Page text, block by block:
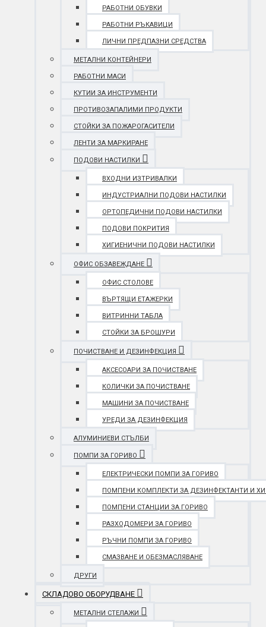
РАБОТНИ ОБУВКИ
РАБОТНИ РЪКАВИЦИ
ЛИЧНИ ПРЕДПАЗНИ СРЕДСТВА
МЕТАЛНИ КОНТЕЙНЕРИ
РАБОТНИ МАСИ
КУТИИ ЗА ИНСТРУМЕНТИ
ПРОТИВОЗАПАЛИМИ ПРОДУКТИ
СТОЙКИ ЗА ПОЖАРОГАСИТЕЛИ
ЛЕНТИ ЗА МАРКИРАНЕ
ПОДОВИ НАСТИЛКИ
ВХОДНИ ИЗТРИВАЛКИ
ИНДУСТРИАЛНИ ПОДОВИ НАСТИЛКИ
ОРТОПЕДИЧНИ ПОДОВИ НАСТИЛКИ
ПОДОВИ ПОКРИТИЯ
ХИГИЕНИЧНИ ПОДОВИ НАСТИЛКИ
ОФИС ОБЗАВЕЖДАНЕ
ОФИС СТОЛОВЕ
ВЪРТЯЩИ ЕТАЖЕРКИ
ВИТРИННИ ТАБЛА
СТОЙКИ ЗА БРОШУРИ
ПОЧИСТВАНЕ И ДЕЗИНФЕКЦИЯ
АКСЕСОАРИ ЗА ПОЧИСТВАНЕ
КОЛИЧКИ ЗА ПОЧИСТВАНЕ
МАШИНИ ЗА ПОЧИСТВАНЕ
УРЕДИ ЗА ДЕЗИНФЕКЦИЯ
АЛУМИНИЕВИ СТЪЛБИ
ПОМПИ ЗА ГОРИВО
ЕЛЕКТРИЧЕСКИ ПОМПИ ЗА ГОРИВО
ПОМПЕНИ КОМПЛЕКТИ ЗА ДЕЗИНФЕКТАНТИ И
ПОМПЕНИ СТАНЦИИ ЗА ГОРИВО
РАЗХОДОМЕРИ ЗА ГОРИВО
РЪЧНИ ПОМПИ ЗА ГОРИВО
СМАЗВАНЕ И ОБЕЗМАСЛЯВАНЕ
ДРУГИ
СКЛАДОВО ОБОРУДВАНЕ
МЕТАЛНИ СТЕЛАЖИ